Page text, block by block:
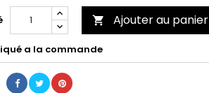
 Ajouter au panier
a la commande